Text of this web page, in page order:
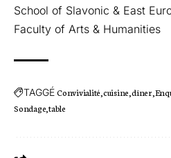
School of Slavonic & East
Faculty of Arts & Humanities
TAGGÉConvivialité cuisine dîner
Sondage table